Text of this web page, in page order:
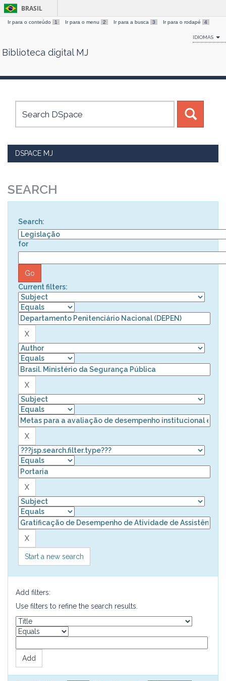
Skip
BRASIL
Ir para o conteúdo 1 Ir para o menu 2 Ir para a busca 3 Ir para o rodapé 4
IDIOMAS
Biblioteca digital MJ
DSPACE MJ
SEARCH
Search:
for
Current filters:
Start a new search
Add filters:
Use filters to refine the search results.